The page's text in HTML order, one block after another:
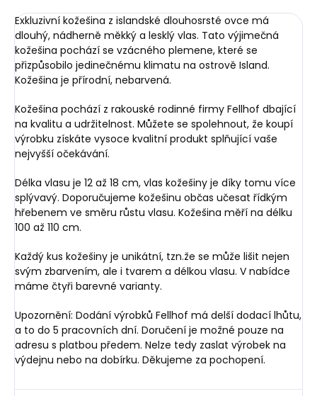
Exkluzivní kožešina z islandské dlouhosrsté ovce má
dlouhý, nádherně měkký a lesklý vlas. Tato výjimečná
kožešina pochází se vzácného plemene, které se
přizpůsobilo jedinečnému klimatu na ostrově Island.
Kožešina je přírodní, nebarvená.
Kožešina pochází z rakouské rodinné firmy Fellhof dbající
na kvalitu a udržitelnost. Můžete se spolehnout, že koupí
výrobku získáte vysoce kvalitní produkt splňující vaše
nejvyšší očekávání.
Délka vlasu je 12 až 18 cm, vlas kožešiny je díky tomu více
splývavý. Doporučujeme kožešinu občas učesat řídkým
hřebenem ve směru růstu vlasu. Kožešina měří na délku
100 až 110 cm.
Každý kus kožešiny je unikátní, tzn.že se může lišit nejen
svým zbarvením, ale i tvarem a délkou vlasu. V nabídce
máme čtyři barevné varianty.
Upozornění: Dodání výrobků Fellhof má delší dodací lhůtu,
a to do 5 pracovních dní. Doručení je možné pouze na
adresu s platbou předem. Nelze tedy zaslat výrobek na
výdejnu nebo na dobírku. Děkujeme za pochopení.